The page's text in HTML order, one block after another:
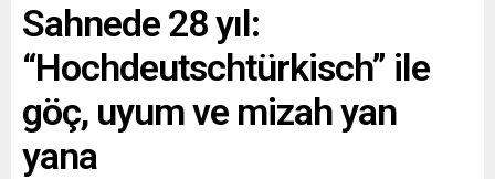
Sahnede 28 yıl:
“Hochdeutschtürkisch” ile
göç, uyum ve mizah yan
yana